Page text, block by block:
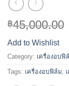
฿45,000.00
Add to Wishlist
Category: เครื่องอบฟิ
Tags: เครื่องอบฟิล์ม,